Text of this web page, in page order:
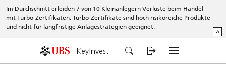
Im Durchschnitt erleiden 7 von 10 Kleinanlegern Verluste beim Handel
mit Turbo-Zertifikaten. Turbo-Zertifikate sind hoch risikoreiche Produkte
und nicht für langfristige Anlagestrategien geeignet.
^
KeyInvest